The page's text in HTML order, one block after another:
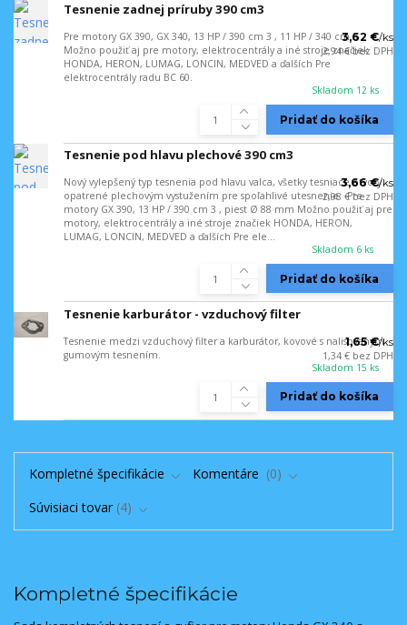
Tesnenie zadnej príruby 390 cm3
Pre motory GX 390, GX 340, 13 HP / 390 cm 3 , 11 HP / 340 cm 3
Možno použiť aj pre motory, elektrocentrály a iné stroje značiek
HONDA, HERON, LUMAG, LONCIN, MEDVED a ďalších Pre
elektrocentrály radu BC 60.
3,62 €/ks
2,94 €bez DPH
Skladom 12 ks
Pridať do košíka
Tesnenie pod hlavu plechové 390 cm3
Nový vylepšený typ tesnenia pod hlavu valca, všetky tesniace otvory
opatrené plechovým vystužením pre spoľahlivé utesnenie. Pre
motory GX 390, 13 HP / 390 cm 3 , piest Ø 88 mm Možno použiť aj pre
motory, elektrocentrály a iné stroje značiek HONDA, HERON,
LUMAG, LONCIN, MEDVED a ďalších Pre ele...
3,66 €/ks
2,98 €bez DPH
Skladom 6 ks
Pridať do košíka
Tesnenie karburátor - vzduchový filter
Tesnenie medzi vzduchový filter a karburátor, kovové s nalisovaným
gumovým tesnením.
1,65 €/ks
1,34 € bez DPH
Skladom 15 ks
Pridať do košíka
Kompletné špecifikácie Komentáre
0
Súvisiaci tovar 4
Kompletné špecifikácie